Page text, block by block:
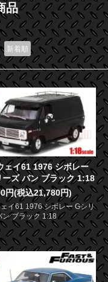
品
新着順
ェイ61 1976 シボレー
ーズ バン ブラック 1:18
円(税込21,780円)
イ61 1976 シボレー Gシリ
ン ブラック 1:18